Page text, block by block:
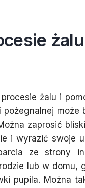
żalu i
pożegnalnej może
zaprosić
i wyrazić swoje
ze strony
lub w domu,
pupila. Można